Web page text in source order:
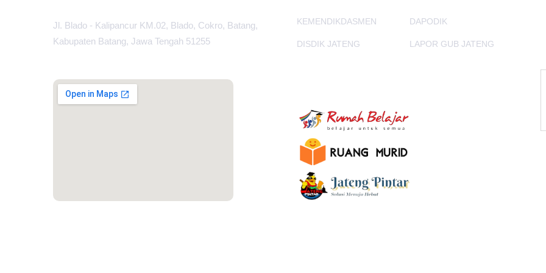
Jl. Blado - Kalipancur KM.02, Blado, Cokro, Batang,
Kabupaten Batang, Jawa Tengah 51255
KEMENDIKDASMEN DAPODIK
DISDIK JATENG LAPOR GUB JATENG